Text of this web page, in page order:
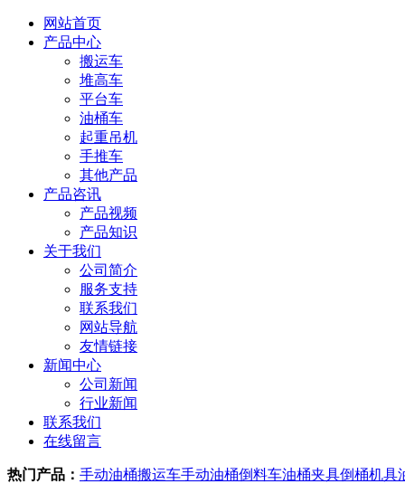
网站首页
产品中心
搬运车
堆高车
平台车
油桶车
起重吊机
手推车
其他产品
产品咨讯
产品视频
产品知识
关于我们
公司简介
服务支持
联系我们
网站导航
友情链接
新闻中心
公司新闻
行业新闻
联系我们
在线留言
热门产品： 手动油桶搬运车手动油桶倒料车油桶夹具倒桶机具